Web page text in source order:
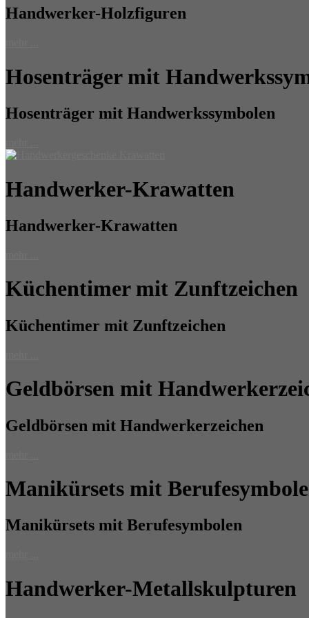
Handwerker-Holzfiguren
Hosenträger mit
Hosenträger mit Handwerkssymbolen
Handwerker-Krawatten
Handwerker-Krawatten
Küchentimer mit Zunftzeichen
Küchentimer mit Zunftzeichen
Geldbörsen mit
Geldbörsen mit Handwerkerzeichen
Manikürsets mit
Manikürsets mit Berufesymbolen
Handwerker-Metallskulpturen